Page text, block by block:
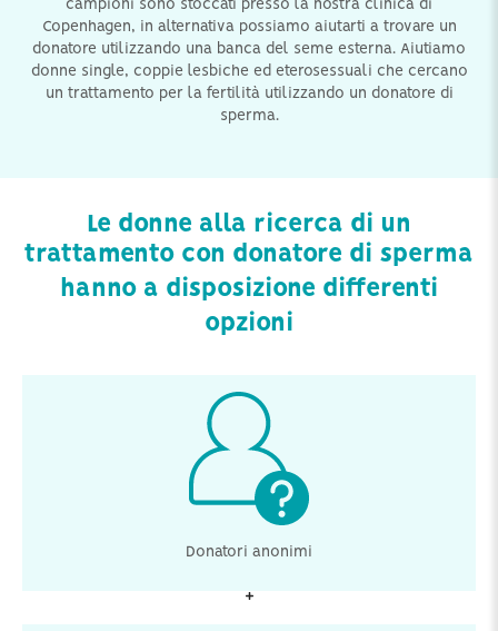
campioni sono stoccati presso la nostra clinica di
Copenhagen, in alternativa possiamo aiutarti a trovare un
donatore utilizzando una banca del seme esterna. Aiutiamo
donne single, coppie lesbiche ed eterosessuali che cercano
un trattamento per la fertilità utilizzando un donatore di
sperma.
Le donne alla ricerca di un
trattamento con donatore di sperma
hanno a disposizione differenti
opzioni
Donatori anonimi
In Danimarca è possibile scegliere lo sperma donato
da un uomo che preferisce rimanere anonimo, questo
significa che genitori e clinica non hanno facoltà di
accedere alle informazioni identificative.